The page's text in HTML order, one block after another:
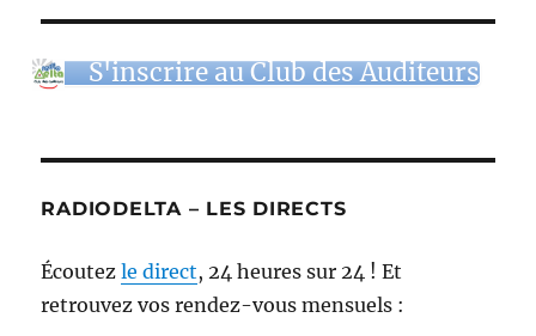
Baker,
puis,
quête
vérité
26
novembre
2021
S'inscrire au Club des Auditeurs
RADIODELTA – LES DIRECTS
Écoutezle direct, 24 heures sur 24 ! Et
retrouvez vos rendez-vous mensuels :